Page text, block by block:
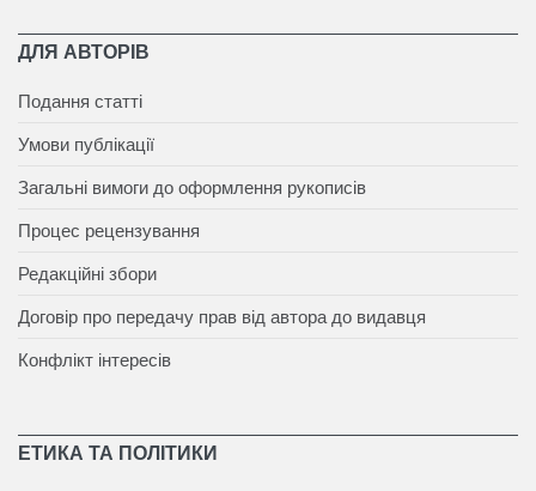
ДЛЯ АВТОРІВ
Подання статті
Умови публікації
Загальні вимоги до оформлення рукописів
Процес рецензування
Редакційні збори
Договір про передачу прав від автора до видавця
Конфлікт інтересів
ЕТИКА ТА ПОЛІТИКИ